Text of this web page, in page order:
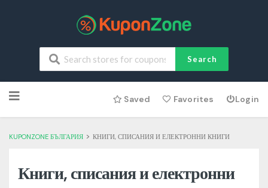
Search
to
content
Saved Favorites Login
KUPONZONE БЪЛГАРИЯ > КНИГИ, СПИСАНИЯ И ЕЛЕКТРОННИ КНИГИ
Книги, списания и електронни